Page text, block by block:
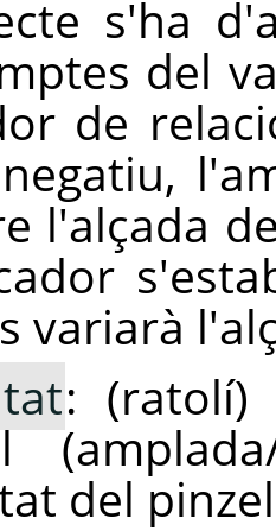
s'ha
del
de
l'alçada
variarà
: (ratolí)
del